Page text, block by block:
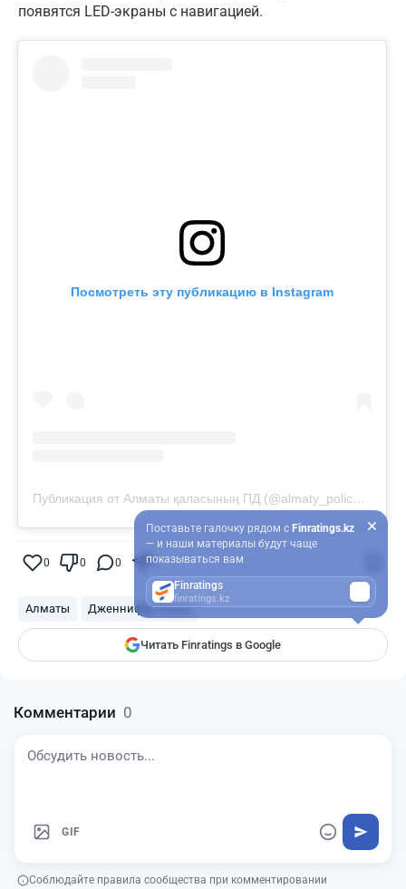
появятся LED-экраны с навигацией.
Посмотреть эту публикацию в Instagram
Публикация от Алматы қаласының ПД (@almaty_police_department)
0 0 0 0
Алматы Дженнифер Лопес
Читать Finratings в Google
Поставьте галочку рядом с Finratings.kz
— и наши материалы будут чаще
показываться вам
Finratings
finratings.kz
Комментарии 0
GIF
Соблюдайте правила сообщества при комментировании